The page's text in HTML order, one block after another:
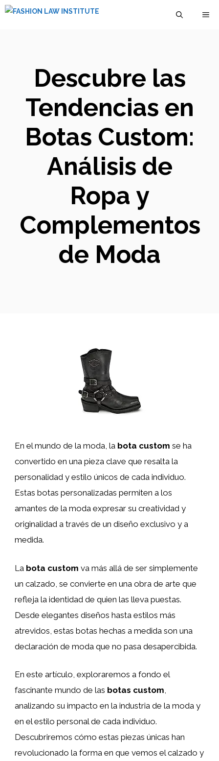
Saltar
Descubre las
Tendencias en
Botas Custom:
Análisis de
Ropa y
Complementos
de Moda
En el mundo de la moda, la bota custom se ha
convertido en una pieza clave que resalta la
personalidad y estilo únicos de cada individuo.
Estas botas personalizadas permiten a los
amantes de la moda expresar su creatividad y
originalidad a través de un diseño exclusivo y a
medida.
La bota custom va más allá de ser simplemente
un calzado, se convierte en una obra de arte que
refleja la identidad de quien las lleva puestas.
Desde elegantes diseños hasta estilos más
atrevidos, estas botas hechas a medida son una
declaración de moda que no pasa desapercibida.
En este artículo, exploraremos a fondo el
fascinante mundo de las botas custom,
analizando su impacto en la industria de la moda y
en el estilo personal de cada individuo.
Descubriremos cómo estas piezas únicas han
revolucionado la forma en que vemos el calzado y